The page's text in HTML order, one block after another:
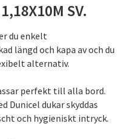
SV.
du enkelt
längd och kapa av och du
alternativ.
perfekt till alla bord.
Dunicel dukar skyddas
och hygieniskt intryck.